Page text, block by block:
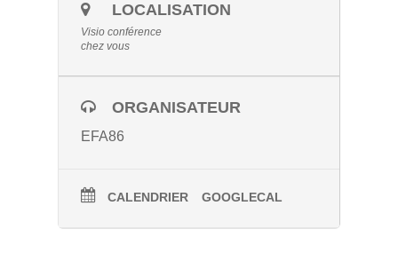
Toutes les informations seront adressées aux
rencontre.
LOCALISATION
Visio conférence
chez vous
ORGANISATEUR
EFA86
CALENDRIER GOOGLECAL